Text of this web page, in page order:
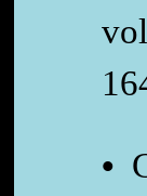
•